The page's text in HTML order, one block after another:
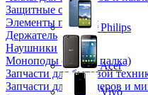
Защитные стекла
Элементы питания
Держатель
Наушники
Моноподы (Селфи палка)
Запчасти для бытовой
Запчасти для блендеров и
Philips
Acer
Vivo